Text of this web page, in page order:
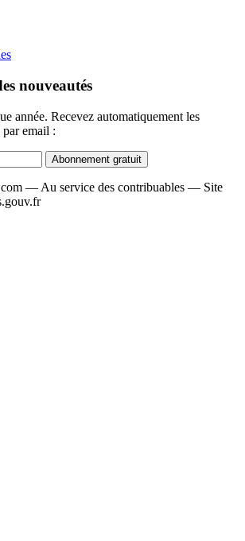
nouveautés
année. Recevez automatiquement les
par email :
Abonnement gratuit
— Au service des contribuables — Site